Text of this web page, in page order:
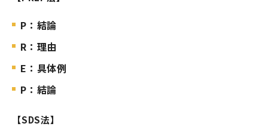
P：結論
R：理由
E：具体例
P：結論
【SDS法】